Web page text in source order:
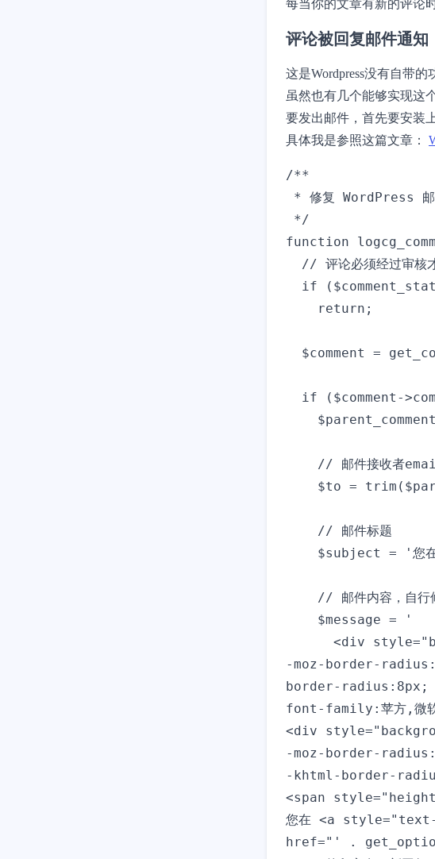
每当你的文章有新的评论
评论被回复邮件通知
这是Wordpress没有自带
虽然也有几个能够实现这
要发出邮件，首先要安装
具体我是参照这篇文章：
/**
* 修复 WordPress 邮
*/
function
// 评论必须经过审核
if
    return;
$comment =
if ($comment-
// 邮件接收
$to =
    // 邮件标题
$subject = '您
// 邮件内容，自行
    $message = '
<div
-moz-border-
border-
font-family:苹方,
<div
-moz-border-
-khtml-border-
<span
您在 <a
href="' .